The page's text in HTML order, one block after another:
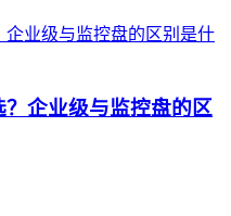
企业级与监控盘的区